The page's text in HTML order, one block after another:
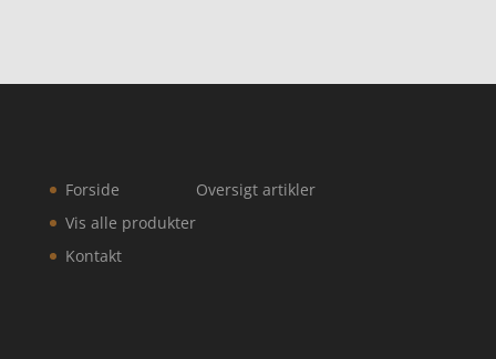
Forside
Vis alle produkter
Kontakt
Oversigt artikler